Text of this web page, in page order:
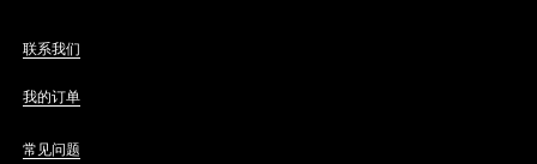
联系我们
我的订单
常见问题